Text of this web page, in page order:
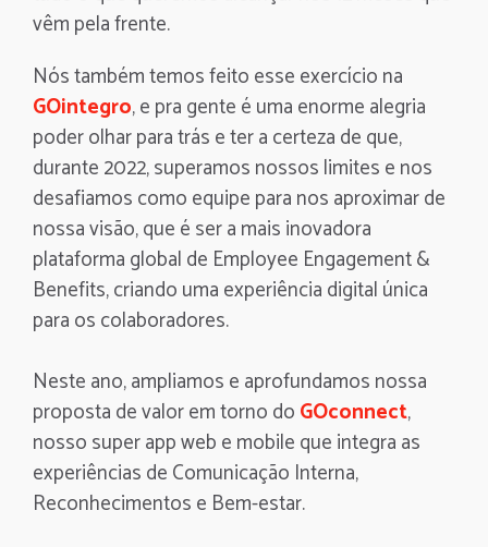
vêm pela frente.
Nós também temos feito esse exercício na
GOintegro, e pra gente é uma enorme alegria
poder olhar para trás e ter a certeza de que,
durante 2022, superamos nossos limites e nos
desafiamos como equipe para nos aproximar de
nossa visão, que é ser a mais inovadora
plataforma global de Employee Engagement &
Benefits, criando uma experiência digital única
para os colaboradores.
Neste ano, ampliamos e aprofundamos nossa
proposta de valor em torno doGOconnect,
nosso super app web e mobile que integra as
experiências de Comunicação Interna,
Reconhecimentos e Bem-estar.